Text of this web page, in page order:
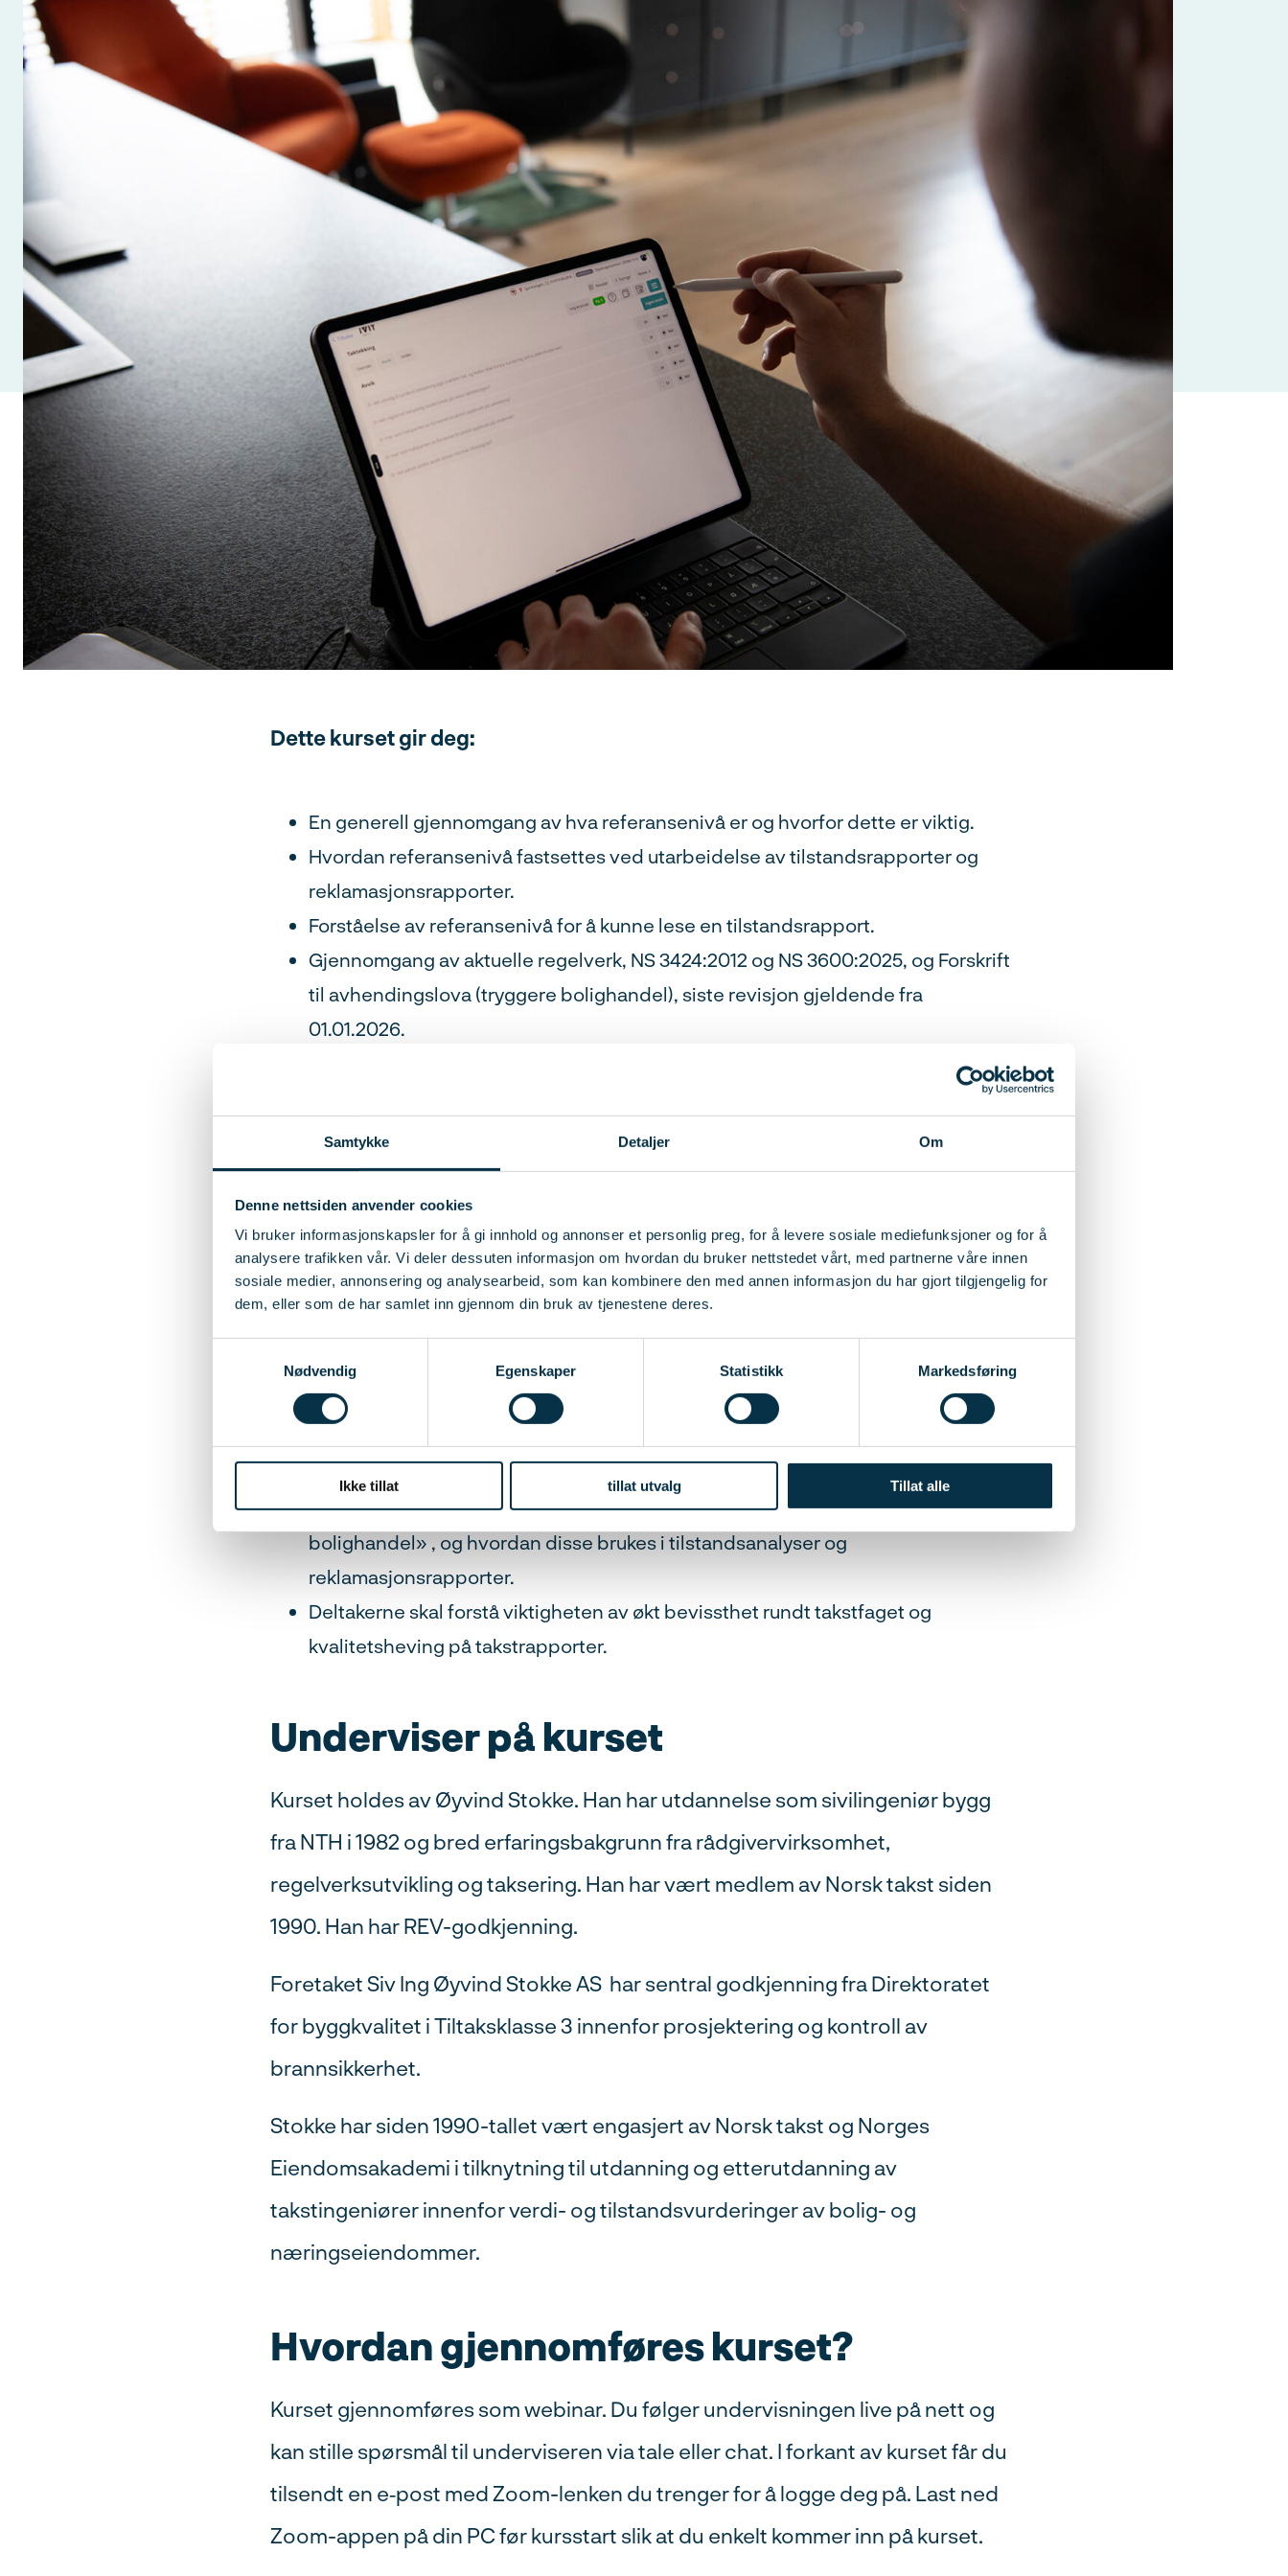
Samtykke Detaljer Om
Denne nettsiden anvender cookies
Vi bruker informasjonskapsler for å gi innhold og annonser et personlig preg, for å levere sosiale mediefunksjoner og for å
analysere trafikken vår. Vi deler dessuten informasjon om hvordan du bruker nettstedet vårt, med partnerne våre innen
sosiale medier, annonsering og analysearbeid, som kan kombinere den med annen informasjon du har gjort tilgjengelig for
dem, eller som de har samlet inn gjennom din bruk av tjenestene deres.
Nødvendig
Egenskaper Statistikk Markedsføring
Ikke tillat tillat utvalg Tillat alle
Dette kurset gir deg:
En generell gjennomgang av hva referansenivå er og hvorfor dette er viktig.
Hvordan referansenivå fastsettes ved utarbeidelse av tilstandsrapporter og
reklamasjonsrapporter.
Forståelse av referansenivå for å kunne lese en tilstandsrapport.
Gjennomgang av aktuelle regelverk, NS 3424:2012 og NS 3600:2025, og Forskrift
til avhendingslova (tryggere bolighandel), siste revisjon gjeldende fra
01.01.2026.
Hva lærer du?
Deltagerne skal få forståelse av begrepet referansenivå i en tilstandsvurdering
og viktigheten av at dette fastsettes korrekt og tydelig.
Deltakerne skal kunne fastsette og beskrive referansenivå ved utarbeidelse av
tilstandsrapport.
Deltakerne skal kunne vurdere kritisk referansenivå inkl. eventuelle usikkerheter
3424:2012 og NS 3600:2025, samt Forskrift til avhendingslova «Tryggere
bolighandel» , og hvordan disse brukes i tilstandsanalyser og
reklamasjonsrapporter.
Deltakerne skal forstå viktigheten av økt bevissthet rundt takstfaget og
kvalitetsheving på takstrapporter.
Underviser på kurset
Kurset holdes av Øyvind Stokke. Han har utdannelse som sivilingeniør bygg
fra NTH i 1982 og bred erfaringsbakgrunn fra rådgivervirksomhet,
regelverksutvikling og taksering. Han har vært medlem av Norsk takst siden
1990. Han har REV-godkjenning.
Foretaket Siv Ing Øyvind Stokke AS har sentral godkjenning fra Direktoratet
for byggkvalitet i Tiltaksklasse 3 innenfor prosjektering og kontroll av
brannsikkerhet.
Stokke har siden 1990-tallet vært engasjert av Norsk takst og Norges
Eiendomsakademi i tilknytning til utdanning og etterutdanning av
takstingeniører innenfor verdi- og tilstandsvurderinger av bolig- og
næringseiendommer.
Hvordan gjennomføres kurset?
Kurset gjennomføres som webinar. Du følger undervisningen live på nett og
kan stille spørsmål til underviseren via tale eller chat. I forkant av kurset får du
tilsendt en e‑post med Zoom-lenken du trenger for å logge deg på. Last ned
Zoom-appen på din PC før kursstart slik at du enkelt kommer inn på kurset.
Postnr
Org nummer
Ved å sende inn skjema samtykker du til håndtering av personopplysninger